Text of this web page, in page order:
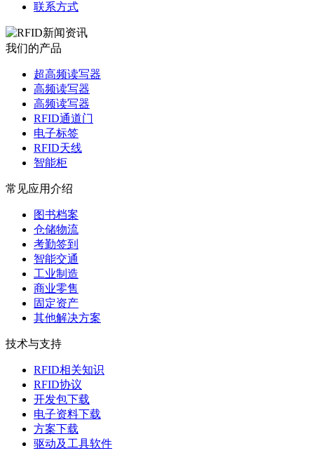
联系方式
我们的产品
超高频读写器
高频读写器
高频读写器
RFID通道门
电子标签
RFID天线
智能柜
常见应用介绍
图书档案
仓储物流
考勤签到
智能交通
工业制造
商业零售
固定资产
其他解决方案
技术与支持
RFID相关知识
RFID协议
开发包下载
电子资料下载
方案下载
驱动及工具软件